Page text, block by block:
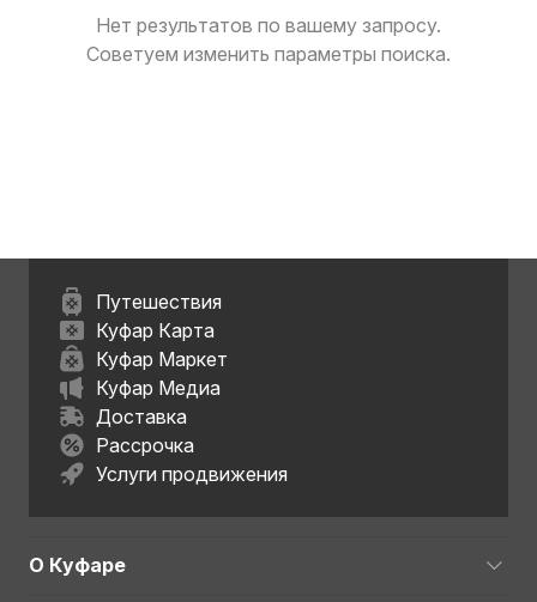
Нет результатов по вашему запросу.
Советуем изменить параметры поиска.
Путешествия
Куфар Карта
Куфар Маркет
Куфар Медиа
Доставка
Рассрочка
Услуги продвижения
О Куфаре